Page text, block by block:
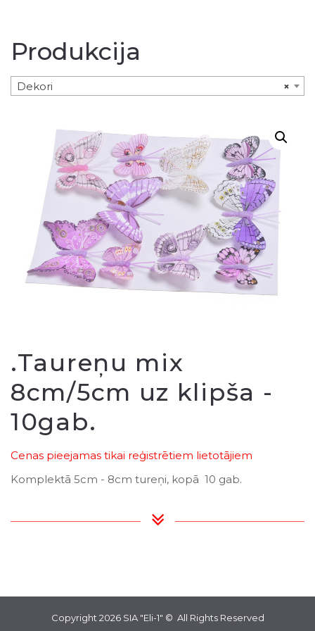
Produkcija
×
Dekori
.Taureņu mix
8cm/5cm uz klipša -
10gab.
Cenas pieejamas tikai reģistrētiem lietotājiem
Komplektā 5cm - 8cm tureņi, kopā 10 gab.
Copyright 2026 SIA "Eli-1" © All Rights Reserved